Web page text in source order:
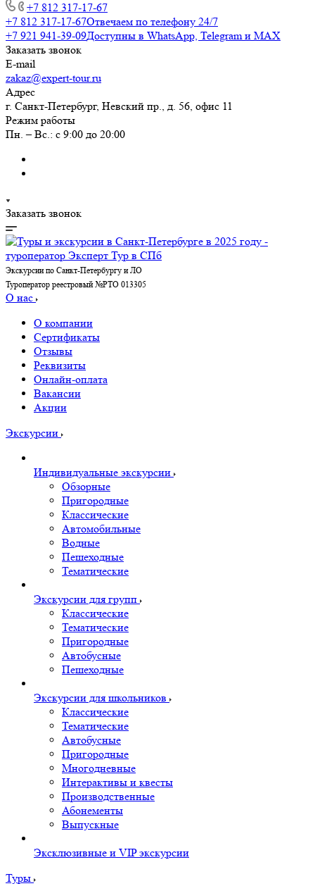
+7 812 317-17-67
+7 812 317-17-67Отвечаем по телефону 24/7
+7 921 941-39-09Доступны в WhatsApp, Telegram и MAX
Заказать звонок
E-mail
zakaz@expert-tour.ru
Адрес
г. Санкт-Петербург, Невский пр., д. 56, офис 11
Режим работы
Пн. – Вс.: с 9:00 до 20:00
Заказать звонок
Экскурсии по Санкт-Петербургу и ЛО
Туроператор реестровый №РТО 013305
О нас
О компании
Сертификаты
Отзывы
Реквизиты
Онлайн-оплата
Вакансии
Акции
Экскурсии
Индивидуальные экскурсии
Обзорные
Пригородные
Классические
Автомобильные
Водные
Пешеходные
Тематические
Экскурсии для групп
Классические
Тематические
Пригородные
Автобусные
Пешеходные
Экскурсии для школьников
Классические
Тематические
Автобусные
Пригородные
Многодневные
Интерактивы и квесты
Производственные
Абонементы
Выпускные
Эксклюзивные и VIP экскурсии
Туры